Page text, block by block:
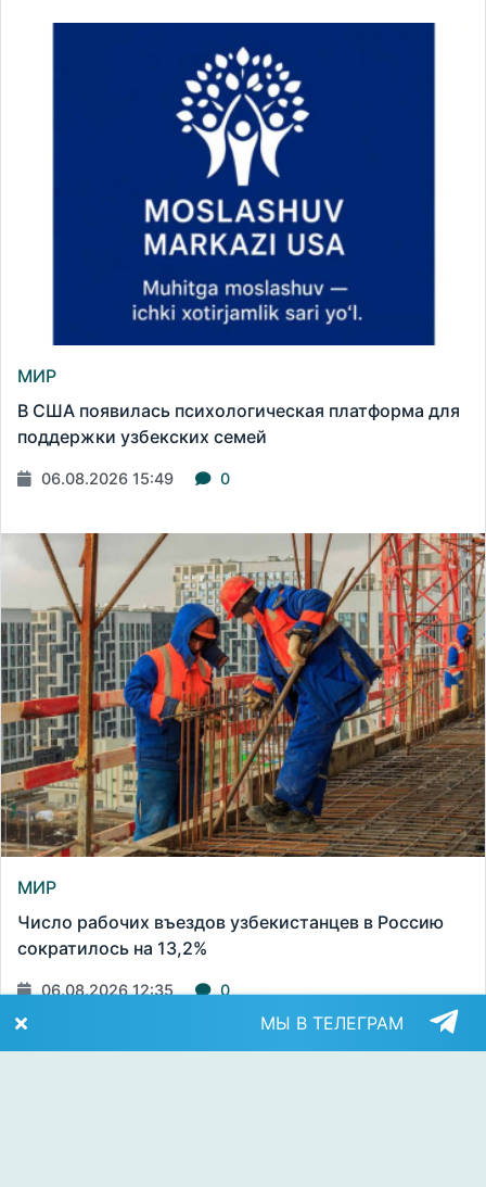
МИР
В США появилась психологическая платформа для
поддержки узбекских семей
06.08.2026 15:49 0
МИР
Число рабочих въездов узбекистанцев в Россию
сократилось на 13,2%
06.08.2026 12:35 0
МЫ В ТЕЛЕГРАМ